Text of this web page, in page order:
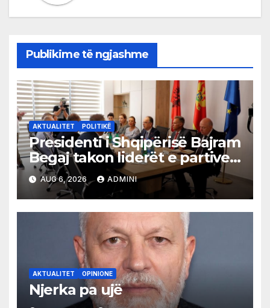
Publikime të ngjashme
AKTUALITET POLITIKË
Presidenti i Shqipërisë Bajram
Begaj takon liderët e partive
shqiptare në Ulqin
AUG 6, 2026 ADMINI
AKTUALITET OPINIONE
Njerka pa ujë